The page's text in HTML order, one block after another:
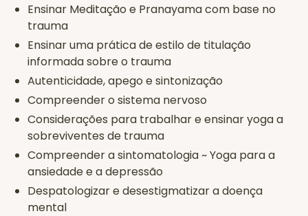
Ensinar Meditação e Pranayama com base no
trauma
Ensinar uma prática de estilo de titulação
informada sobre o trauma
Autenticidade, apego e sintonização
Compreender o sistema nervoso
Considerações para trabalhar e ensinar yoga a
sobreviventes de trauma
Compreender a sintomatologia ~ Yoga para a
ansiedade e a depressão
Despatologizar e desestigmatizar a doença
mental